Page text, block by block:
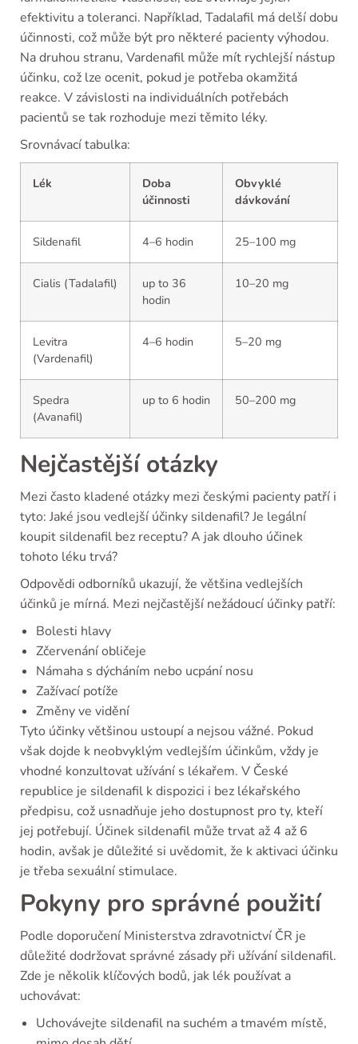
efektivitu a toleranci. Například, Tadalafil má delší dobu
účinnosti, což může být pro některé pacienty výhodou.
Na druhou stranu, Vardenafil může mít rychlejší nástup
účinku, což lze ocenit, pokud je potřeba okamžitá
reakce. V závislosti na individuálních potřebách
pacientů se tak rozhoduje mezi těmito léky.
Srovnávací tabulka:
Lék
Doba
účinnosti
Obvyklé
dávkování
Sildenafil 4–6 hodin 25–100 mg
Cialis (Tadalafil)
up to 36
hodin
10–20 mg
Levitra
(Vardenafil)
4–6 hodin 5–20 mg
Spedra
(Avanafil)
up to 6 hodin 50–200 mg
Nejčastější otázky
Mezi často kladené otázky mezi českými pacienty patří i
tyto: Jaké jsou vedlejší účinky sildenafil? Je legální
koupit sildenafil bez receptu? A jak dlouho účinek
tohoto léku trvá?
Odpovědi odborníků ukazují, že většina vedlejších
účinků je mírná. Mezi nejčastější nežádoucí účinky patří:
Bolesti hlavy
Zčervenání obličeje
Námaha s dýcháním nebo ucpání nosu
Zažívací potíže
Změny ve vidění
Tyto účinky většinou ustoupí a nejsou vážné. Pokud
však dojde k neobvyklým vedlejším účinkům, vždy je
vhodné konzultovat užívání s lékařem. V České
republice je sildenafil k dispozici i bez lékařského
předpisu, což usnadňuje jeho dostupnost pro ty, kteří
jej potřebují. Účinek sildenafil může trvat až 4 až 6
hodin, avšak je důležité si uvědomit, že k aktivaci účinku
je třeba sexuální stimulace.
Pokyny pro správné použití
Podle doporučení Ministerstva zdravotnictví ČR je
důležité dodržovat správné zásady při užívání sildenafil.
Zde je několik klíčových bodů, jak lék používat a
uchovávat:
Uchovávejte sildenafil na suchém a tmavém místě,